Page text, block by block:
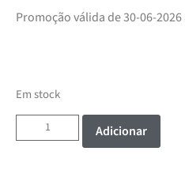
Promoção válida de 30-06-2026
Em stock
Adicionar